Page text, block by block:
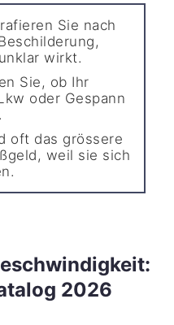
Sie nach
wirkt.
Sie, ob Ihr
oder Gespann
oft das grössere
weil sie sich
2026